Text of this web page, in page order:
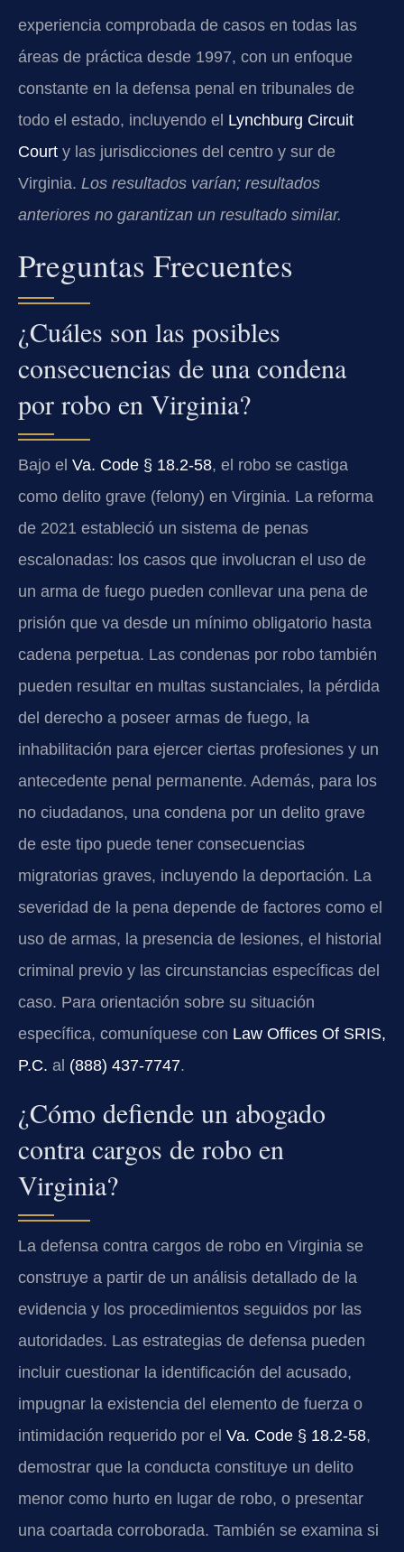
experiencia comprobada de casos en todas las
áreas de práctica desde 1997, con un enfoque
constante en la defensa penal en tribunales de
todo el estado, incluyendo el Lynchburg Circuit
Court y las jurisdicciones del centro y sur de
Virginia. Los resultados varían; resultados
anteriores no garantizan un resultado similar.
Preguntas Frecuentes
¿Cuáles son las posibles
consecuencias de una condena
por robo en Virginia?
Bajo el Va. Code § 18.2-58, el robo se castiga
como delito grave (felony) en Virginia. La reforma
de 2021 estableció un sistema de penas
escalonadas: los casos que involucran el uso de
un arma de fuego pueden conllevar una pena de
prisión que va desde un mínimo obligatorio hasta
cadena perpetua. Las condenas por robo también
pueden resultar en multas sustanciales, la pérdida
del derecho a poseer armas de fuego, la
inhabilitación para ejercer ciertas profesiones y un
antecedente penal permanente. Además, para los
no ciudadanos, una condena por un delito grave
de este tipo puede tener consecuencias
migratorias graves, incluyendo la deportación. La
severidad de la pena depende de factores como el
uso de armas, la presencia de lesiones, el historial
criminal previo y las circunstancias específicas del
caso. Para orientación sobre su situación
específica, comuníquese con Law Offices Of SRIS,
P.C. al (888) 437-7747.
¿Cómo defiende un abogado
contra cargos de robo en
Virginia?
La defensa contra cargos de robo en Virginia se
construye a partir de un análisis detallado de la
evidencia y los procedimientos seguidos por las
autoridades. Las estrategias de defensa pueden
incluir cuestionar la identificación del acusado,
impugnar la existencia del elemento de fuerza o
intimidación requerido por el Va. Code § 18.2-58,
demostrar que la conducta constituye un delito
menor como hurto en lugar de robo, o presentar
una coartada corroborada. También se examina si